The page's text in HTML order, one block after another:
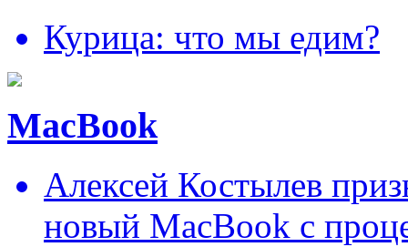
Курица: что мы едим?
MacBook
Алексей Костылев
новый MacBook c